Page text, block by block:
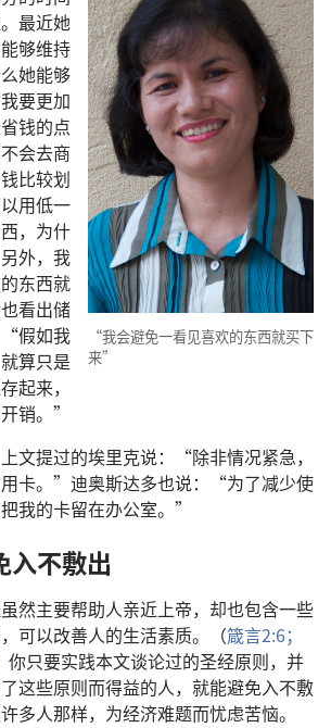
“我会避免一看见喜欢的东西就买下
来”
最近她
够维持
她能够
要更加
钱的点
会去商
比较划
用低一
，为什
外，我
东西就
看出储
“假如我
算只是
起来，
销。”
文提过的埃里克说：“除非情况紧急，
卡。”迪奥斯达多也说：“为了减少使
我的卡留在办公室。”
入不敷出
然主要帮助人亲近上帝，却也包含一些
可以改善人的生活素质。（箴言2:6；
你只要实践本文谈论过的圣经原则，并
这些原则而得益的人，就能避免入不敷
多人那样，为经济难题而忧虑苦恼。